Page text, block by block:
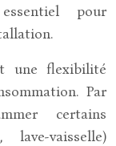
pour
une flexibilité
Par
certains
lave-vaisselle)